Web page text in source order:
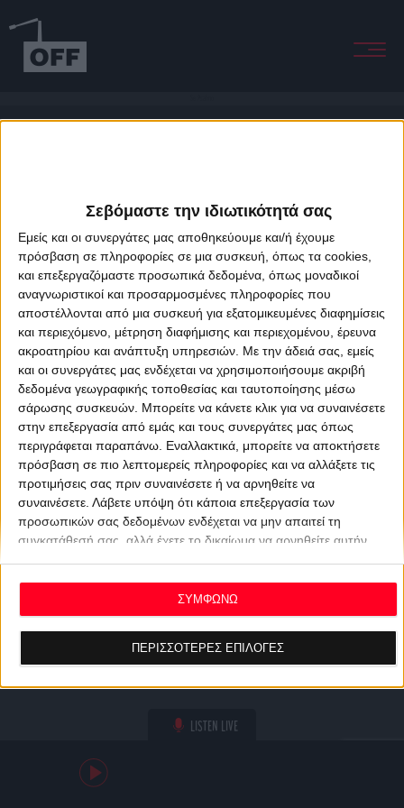
Σεβόμαστε την ιδιωτικότητά σας
Εμείς και οι συνεργάτες μας αποθηκεύουμε και/ή έχουμε
πρόσβαση σε πληροφορίες σε μια συσκευή, όπως τα cookies,
και επεξεργαζόμαστε προσωπικά δεδομένα, όπως μοναδικοί
αναγνωριστικοί και προσαρμοσμένες πληροφορίες που
αποστέλλονται από μια συσκευή για εξατομικευμένες διαφημίσεις
και περιεχόμενο, μέτρηση διαφήμισης και περιεχομένου, έρευνα
ακροατηρίου και ανάπτυξη υπηρεσιών. Με την άδειά σας, εμείς
και οι συνεργάτες μας ενδέχεται να χρησιμοποιήσουμε ακριβή
δεδομένα γεωγραφικής τοποθεσίας και ταυτοποίησης μέσω
σάρωσης συσκευών. Μπορείτε να κάνετε κλικ για να συναινέσετε
στην επεξεργασία από εμάς και τους συνεργάτες μας όπως
περιγράφεται παραπάνω. Εναλλακτικά, μπορείτε να αποκτήσετε
πρόσβαση σε πιο λεπτομερείς πληροφορίες και να αλλάξετε τις
προτιμήσεις σας πριν συναινέσετε ή να αρνηθείτε να
συναινέσετε. Λάβετε υπόψη ότι κάποια επεξεργασία των
προσωπικών σας δεδομένων ενδέχεται να μην απαιτεί τη
συγκατάθεσή σας, αλλά έχετε το δικαίωμα να αρνηθείτε αυτήν
ανακαλέσετε τη συγκατάθεσή σας ανά πάσα στιγμή
επιστρέφοντας σε αυτόν τον ιστότοπο και κάνοντας κλικ στο
κουμπί "Απορρήτου" στο κάτω μέρος της ιστοσελίδας.
ΠΕΡΙΣΣΟΤΕΡΕΣ ΕΠΙΛΟΓΕΣ
ΣΥΜΦΩΝΩ
LISTEN LIVE
About Offradio Business Class Terms & Conditions
Privacy Policy
Designed & developed byporcupine colors&Fotis Alexandrou